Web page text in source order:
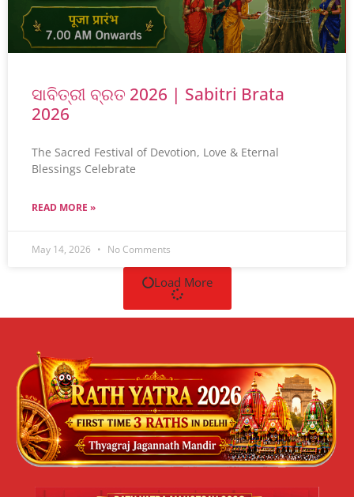
ସାବିତ୍ରୀ ବ୍ରତ 2026 | Sabitri Brata
2026
The Sacred Festival of Devotion, Love & Eternal
Blessings Celebrate
READ MORE »
May 14, 2026 No Comments
Load More